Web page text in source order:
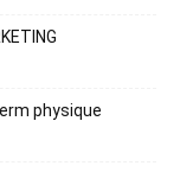
physique